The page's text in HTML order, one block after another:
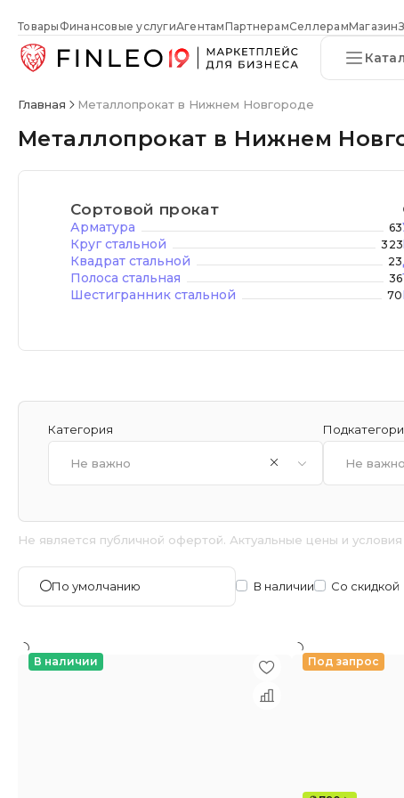
Товары Финансовые услугиАгентамПартнерамСеллерамМагазин
Главная Металлопрокат в Нижнем Новгороде
Металлопрокат в Нижнем
Сортовой прокат
Арматура 63
Круг стальной 323
Квадрат стальной 23
Полоса стальная 36
Шестигранник стальной 70
Категория
Не важно Не важно
Не является публичной офертой. Актуальные цены и
По умолчанию В наличии Со скидкой
В наличии Под запрос